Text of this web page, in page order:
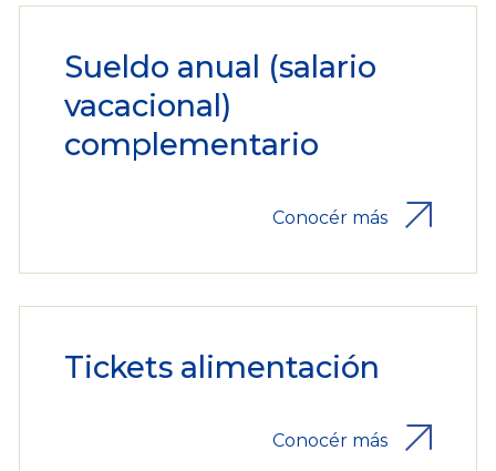
Sueldo anual (salario
vacacional)
complementario
Conocér más
Tickets alimentación
Conocér más